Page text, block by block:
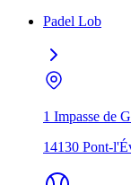
Padel Lob
1 Impasse de
14130 Pont-